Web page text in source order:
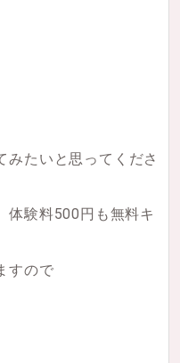
みたいと思ってくださ
体験料500円も無料キ
すので